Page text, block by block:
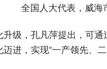
全国人大代表，威
级，孔凡萍提出，可
进，实现“一产领先、二